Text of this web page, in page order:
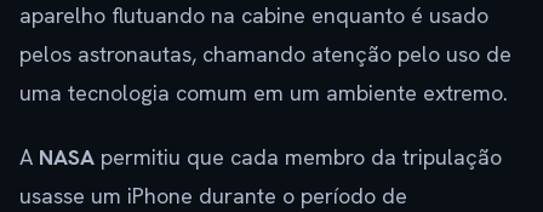
aparelho flutuando na cabine enquanto é usado
pelos astronautas, chamando atenção pelo uso de
uma tecnologia comum em um ambiente extremo.
A NASA permitiu que cada membro da tripulação
usasse um iPhone durante o período de